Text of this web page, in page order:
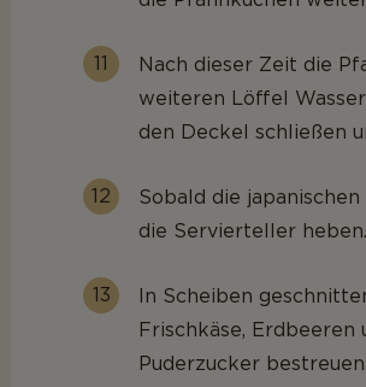
Nach dieser Zeit die
weiteren Löffel
den Deckel schließen
Sobald die
die Servierteller heben.
In Scheiben
Frischkäse, Erdbeeren
Puderzucker bestreuen.